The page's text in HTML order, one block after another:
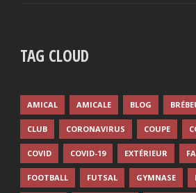
TAG CLOUD
AMICAL AMICALE BLOG
CLUB CORONAVIRUS COUPE
COVID COVID-19 EXTÉRIEUR
FOOTBALL FUTSAL GYMNASE